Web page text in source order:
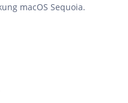
macOS Sequoia.